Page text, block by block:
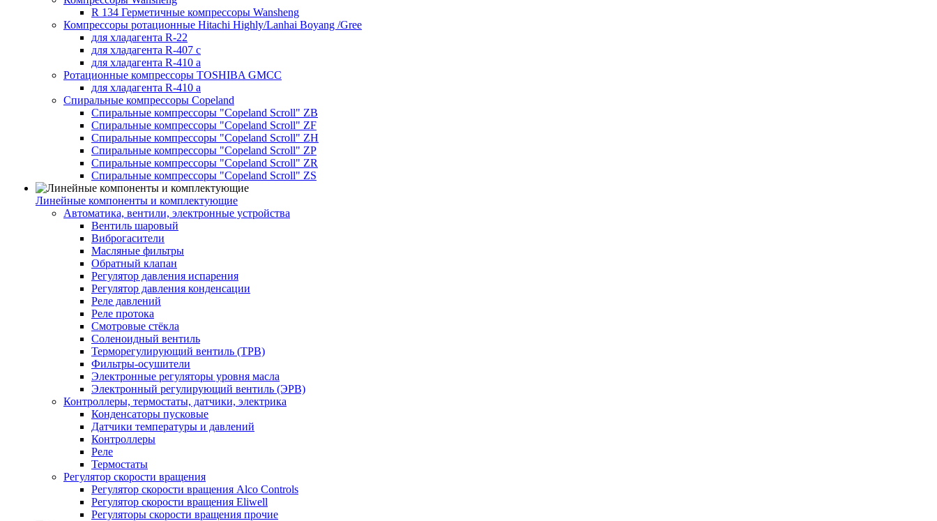
R 134 Герметичные компрессоры Wansheng
Компрессоры ротационные Hitachi Highly/Lanhai Boyang /Gree
для хладагента R-22
для хладагента R-407 с
для хладагента R-410 а
Ротационные компрессоры TOSHIBA GMCC
для хладагента R-410 а
Спиральные компрессоры Copeland
Спиральные компрессоры "Copeland Scroll" ZB
Спиральные компрессоры "Copeland Scroll" ZF
Спиральные компрессоры "Copeland Scroll" ZH
Спиральные компрессоры "Copeland Scroll" ZP
Спиральные компрессоры "Copeland Scroll" ZR
Спиральные компрессоры "Copeland Scroll" ZS
Линейные компоненты и комплектующие
Автоматика, вентили, электронные устройства
Вентиль шаровый
Виброгасители
Масляные фильтры
Обратный клапан
Регулятор давления испарения
Регулятор давления конденсации
Реле давлений
Реле протока
Смотровые стёкла
Соленоидный вентиль
Терморегулирующий вентиль (ТРВ)
Фильтры-осушители
Электронные регуляторы уровня масла
Электронный регулирующий вентиль (ЭРВ)
Контроллеры, термостаты, датчики, электрика
Конденсаторы пусковые
Датчики температуры и давлений
Контроллеры
Реле
Термостаты
Регулятор скорости вращения
Регулятор скорости вращения Alco Controls
Регулятор скорости вращения Eliwell
Регуляторы скорости вращения прочие